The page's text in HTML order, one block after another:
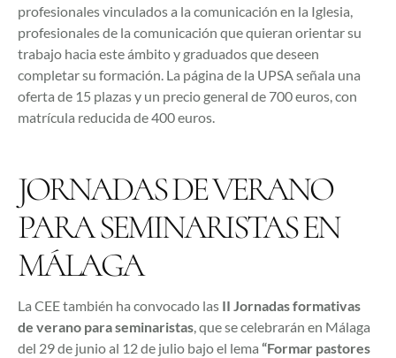
profesionales vinculados a la comunicación en la Iglesia,
profesionales de la comunicación que quieran orientar su
trabajo hacia este ámbito y graduados que deseen
completar su formación. La página de la UPSA señala una
oferta de 15 plazas y un precio general de 700 euros, con
matrícula reducida de 400 euros.
JORNADAS DE VERANO
PARA SEMINARISTAS EN
MÁLAGA
La CEE también ha convocado las II Jornadas formativas
de verano para seminaristas, que se celebrarán en Málaga
del 29 de junio al 12 de julio bajo el lema “Formar pastores